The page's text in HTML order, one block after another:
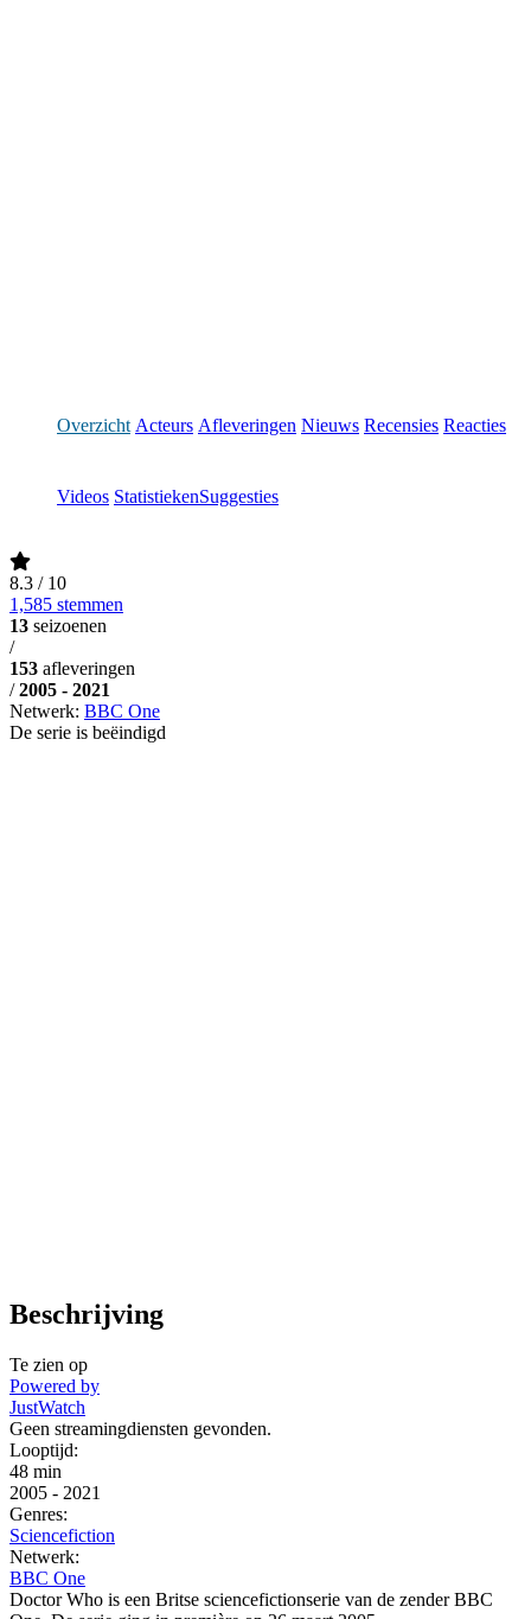
Overzicht Acteurs Afleveringen Nieuws Recensies Reacties
Videos StatistiekenSuggesties
8.3 / 10
1,585 stemmen
13 seizoenen
/
153 afleveringen
/ 2005 - 2021
Netwerk: BBC One
De serie is beëindigd
Beschrijving
Te zien op
Powered by
JustWatch
Geen streamingdiensten gevonden.
Looptijd:
48 min
2005 - 2021
Genres:
Sciencefiction
Netwerk:
BBC One
Doctor Who is een Britse sciencefictionserie van de zender BBC